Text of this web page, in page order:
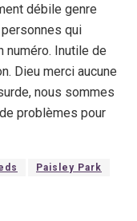
débile genre
qui
numéro. Inutile de
Dieu merci aucune
nous sommes
problèmes pour
Paisley Park